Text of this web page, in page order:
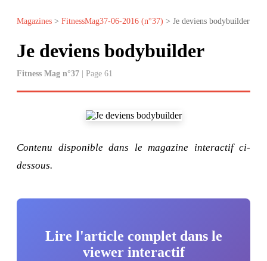
Magazines > FitnessMag37-06-2016 (n°37) > Je deviens bodybuilder
Je deviens bodybuilder
Fitness Mag n°37 | Page 61
Contenu disponible dans le magazine interactif ci-
dessous.
Lire l'article complet dans le
viewer interactif